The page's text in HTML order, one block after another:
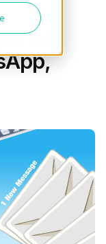
de